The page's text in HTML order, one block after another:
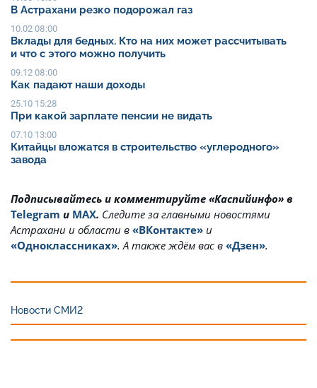
В Астрахани резко подорожал газ
10.02 08:00
Вклады для бедных. Кто на них может рассчитывать
и что с этого можно получить
09.12 08:00
Как падают наши доходы
25.10 15:28
При какой зарплате пенсии не видать
07.10 13:00
Китайцы вложатся в строительство «углеродного»
завода
Подписывайтесь и комментируйте «Каспийинфо» в
Telegram и MAX. Cледите за главными новостями
Астрахани и области в «ВКонтакте» и
«Одноклассниках». А также ждём вас в «Дзен».
Новости СМИ2